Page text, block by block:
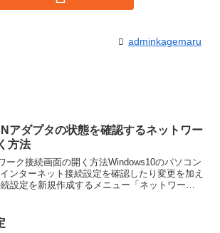
adminkagemaru
アダプタの状態を確認するネットワー
方法
ーク接続画面の開く方法Windows10のパソコン
ンターネット接続設定を確認したり変更を加え
設定を新規作成するメニュー「ネットワーク